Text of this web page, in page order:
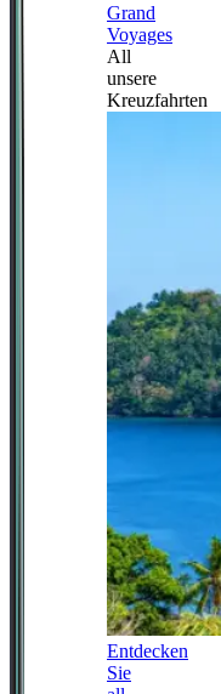
Grand
Voyages
All
unsere
Kreuzfahrten
Entdecken
Sie